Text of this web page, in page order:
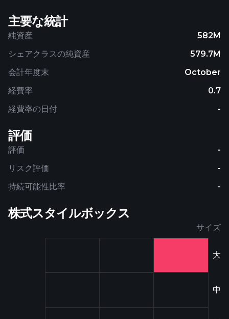
主要な統計
純資産
582M
シェアクラスの純資産
579.7M
会計年度末
October
経費率
0.7
経費率の日付
-
評価
評価
-
リスク評価
-
持続可能性比率
-
株式スタイルボックス
サイズ
大
中